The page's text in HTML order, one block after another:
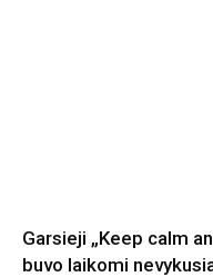
Garsieji „Keep calm
buvo laikomi